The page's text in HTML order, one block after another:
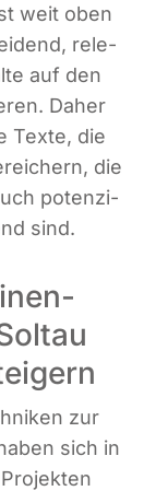
weit oben
rele­
auf den
Daher
Tex­te, die
die
poten­zi­
sind.
zur
sich in